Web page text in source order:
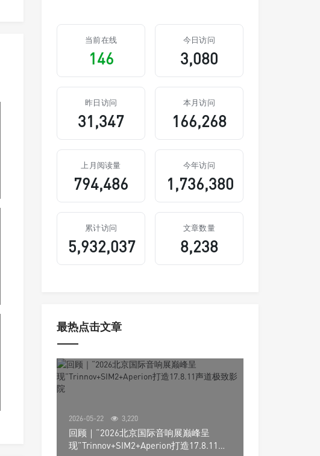
当前在线
146
今日访问
3,080
昨日访问
31,347
本月访问
166,268
上月阅读量
794,486
今年访问
1,736,380
累计访问
5,932,037
文章数量
8,238
最热点击文章
2026-05-22 3,220
回顾｜“2026北京国际音响展巅峰呈
现”Trinnov+SIM2+Aperion打造17.8.11声